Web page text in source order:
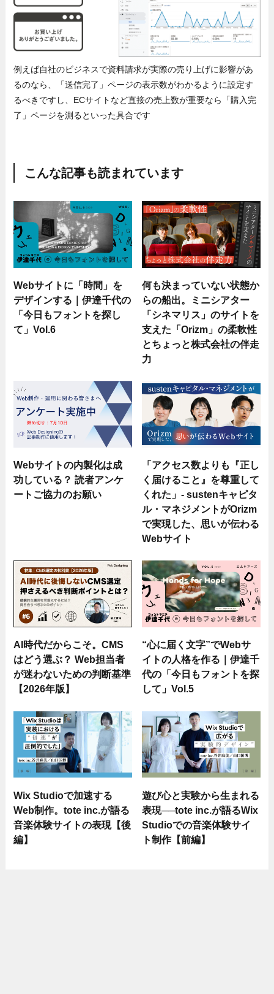
例えば自社のビジネスで資料請求が実際の売り上げに影響があ
るのなら、「送信完了」ページの表示数がわかるように設定す
るべきですし、ECサイトなど直接の売上数が重要なら「購入完
了」ページを測るといった具合です
こんな記事も読まれています
Webサイトに「時間」を
デザインする｜伊達千代の
「今日もフォントを探し
て」Vol.6
何も決まっていない状態か
らの船出。ミニシアター
「シネマリス」のサイトを
支えた「Orizm」の柔軟性
とちょっと株式会社の伴走
力
Webサイトの内製化は成
功している？ 読者アンケ
ートご協力のお願い
「アクセス数よりも『正し
く届けること』を尊重して
くれた」- sustenキャピタ
ル・マネジメントがOrizm
で実現した、思いが伝わる
Webサイト
AI時代だからこそ。CMS
はどう選ぶ？ Web担当者
が迷わないための判断基準
【2026年版】
“心に届く文字”でWebサ
イトの人格を作る｜伊達千
代の「今日もフォントを探
して」Vol.5
Wix Studioで加速する
Web制作。tote inc.が語る
音楽体験サイトの表現【後
編】
遊び心と実験から生まれる
表現──tote inc.が語るWix
Studioでの音楽体験サイ
ト制作【前編】